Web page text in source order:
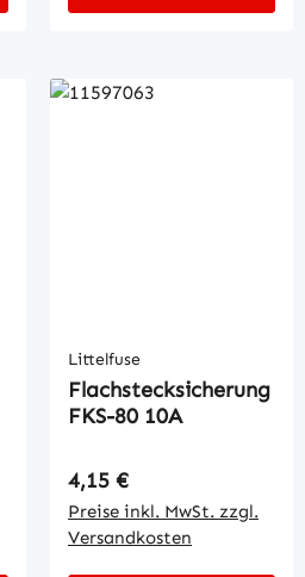
Littelfuse
Flachstecksicherung
FKS-80 10A
Regulärer Preis:
4,15 €
Preise inkl. MwSt. zzgl.
Versandkosten